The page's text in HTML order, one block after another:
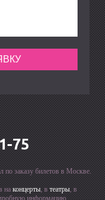
75
по заказу билетов в Москве.
наконцерты, втеатры, в
информацию